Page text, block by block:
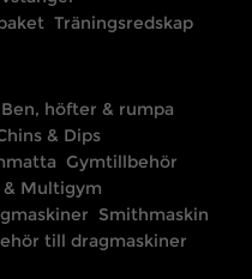
Träningsredskap
Ben, höfter & rumpa
& Dips
Gymtillbehör
Multigym
Smithmaskin
till dragmaskiner